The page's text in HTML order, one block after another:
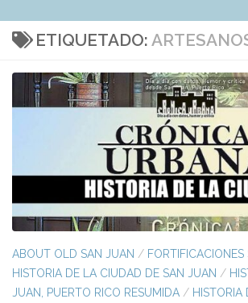
ETIQUETADO:
ABOUT OLD SAN JUAN / FORTIFICACIONES
HISTORIA DE LA CIUDAD DE SAN JUAN /
JUAN, PUERTO RICO RESUMIDA / HISTORIA